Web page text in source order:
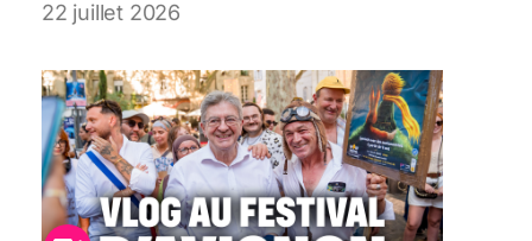
22 juillet 2026